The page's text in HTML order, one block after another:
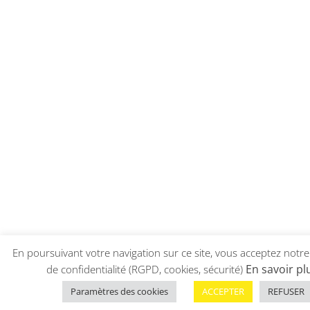
En poursuivant votre navigation sur ce site, vous acceptez
de confidentialité (RGPD, cookies, sécurité) En savoir
Paramètres des cookies ACCEPTER REFUSER